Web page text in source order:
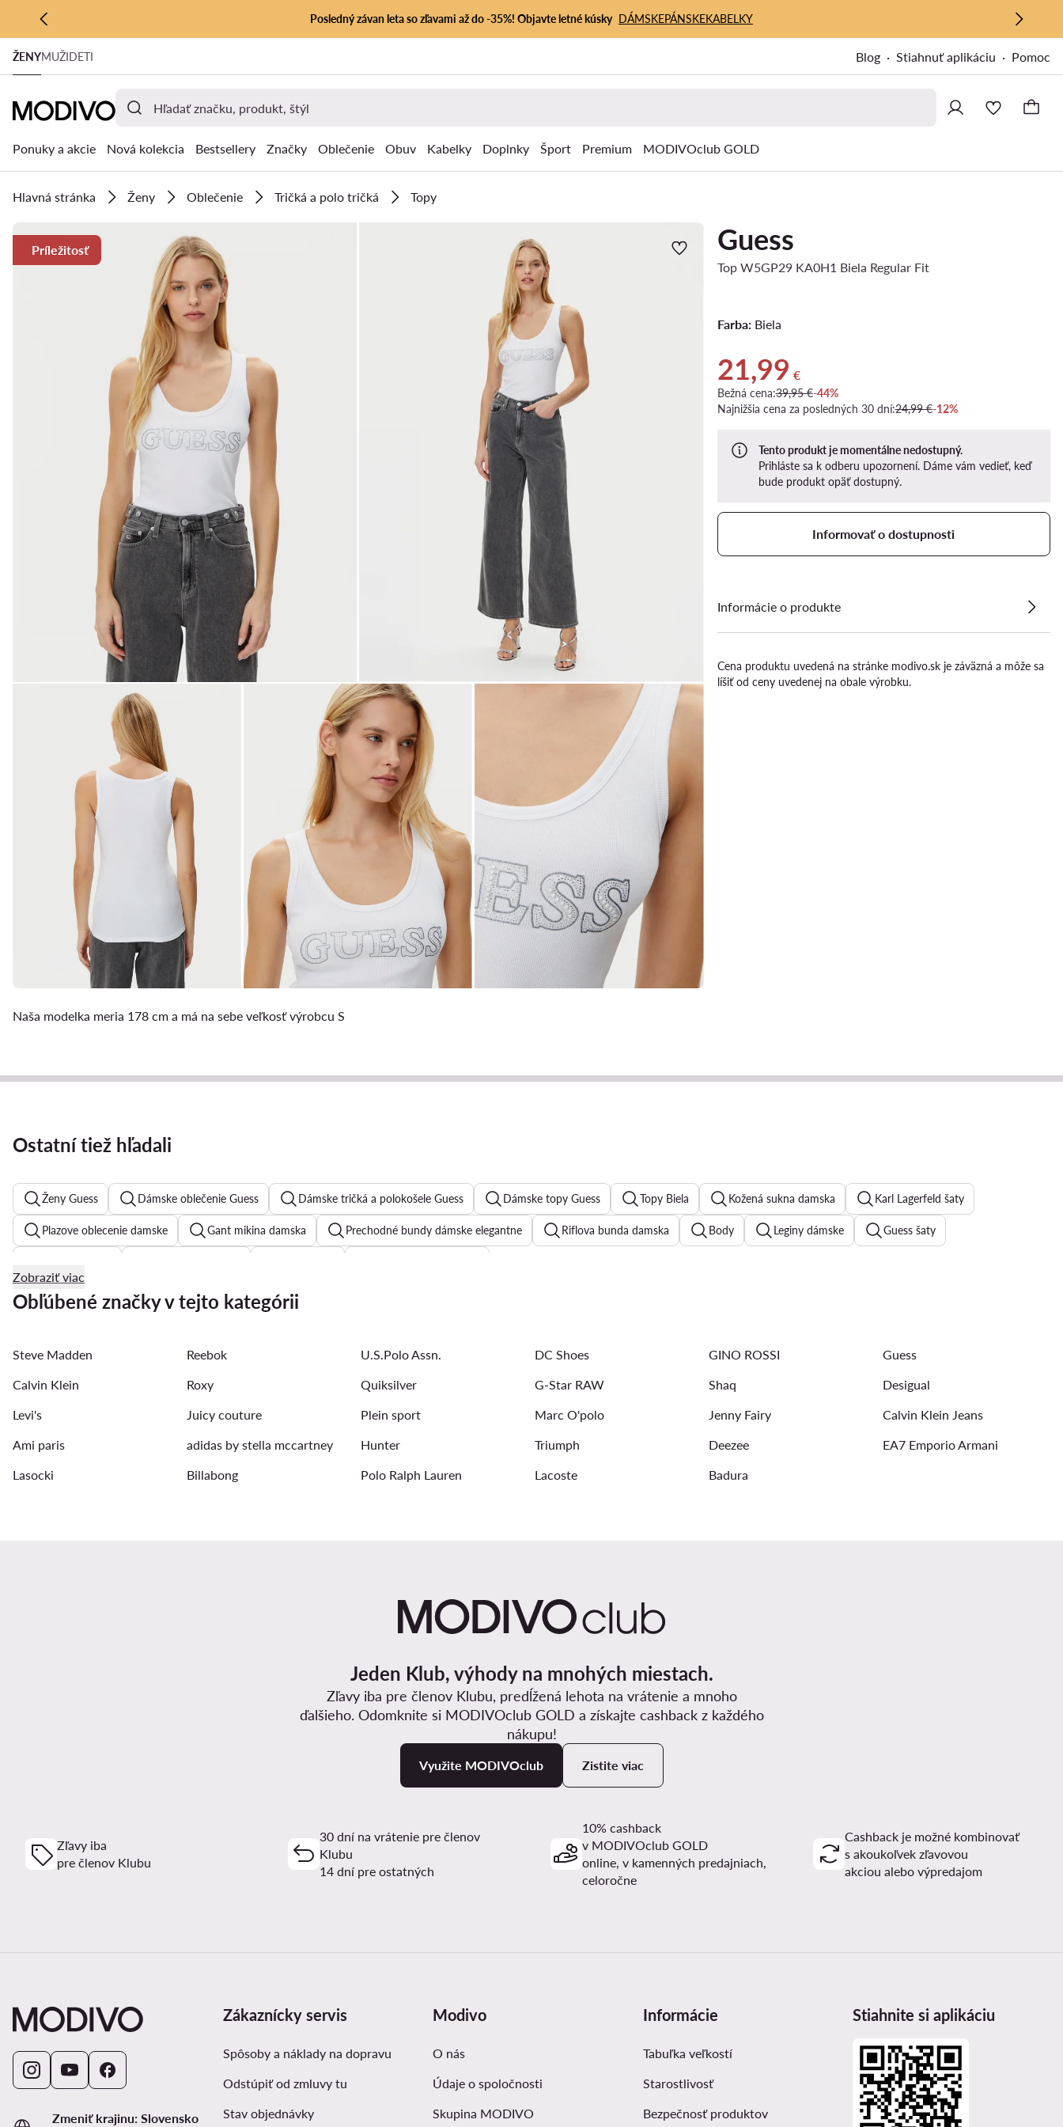
PREJSŤ NA HLAVNÝ OBSAH
PREJSŤ NA VYHĽADÁVANIE
Posledný závan leta so zľavami až do -35%! Objavte letné kúsky DÁMSKEPÁNSKEKABELKY
ŽENYMUŽIDETI Blog Stiahnuť aplikáciu Pomoc
Ponuky a akcie Nová kolekcia Bestsellery Značky Oblečenie Obuv Kabelky Doplnky Šport Premium MODIVOclub GOLD
Hlavná stránka Ženy Oblečenie Tričká a polo tričká Topy
Naša modelka meria 178 cm a má na sebe veľkosť výrobcu S
Príležitosť Guess
Top W5GP29 KA0H1 Biela Regular Fit
Farba:Biela
Aktuálna cena 21,99 €
21,99 €
Bežná cena:39,95 €-44%
Najnižšia cena za posledných 30 dní:24,99 €-12%
Tento produkt je momentálne nedostupný.
Prihláste sa k odberu upozornení. Dáme vám vedieť, keď
bude produkt opäť dostupný.
Informovať o dostupnosti
Informácie o produkte
Cena produktu uvedená na stránke modivo.sk je záväzná a môže sa
líšiť od ceny uvedenej na obale výrobku.
Ostatní tiež hľadali
Ženy Guess Dámske oblečenie Guess Dámske tričká a polokošele Guess Dámske topy Guess Topy Biela Kožená sukna damska Karl Lagerfeld šaty
Plazove oblecenie damske Gant mikina damska Prechodné bundy dámske elegantne Riflova bunda damska Body Leginy dámske Guess šaty
Jednodielne plavky dámske Čierne plesove šaty
Guess tričko dámske
Zobraziť viac
Obľúbené značky v tejto kategórii
Steve Madden Reebok U.S.Polo Assn. DC Shoes GINO ROSSI
Guess
Calvin Klein
Roxy Quiksilver G-Star RAW Shaq
Desigual
Levi's
Juicy couture Plein sport Marc O'polo Jenny Fairy
Calvin Klein Jeans
Ami paris
adidas by stella mccartney Hunter Triumph Deezee
EA7 Emporio Armani
Lasocki
Billabong Polo Ralph Lauren Lacoste Badura
Jeden Klub, výhody na mnohých miestach.
Zľavy iba pre členov Klubu, predĺžená lehota na vrátenie a mnoho
ďalšieho. Odomknite si MODIVOclub GOLD a získajte cashback z každého
nákupu!
Využite MODIVOclub Zistite viac
Zľavy iba
pre členov Klubu
30 dní na vrátenie pre členov
Klubu
14 dní pre ostatných
10% cashback
v MODIVOclub GOLD
online, v kamenných predajniach,
celoročne
Cashback je možné kombinovať
s akoukoľvek zľavovou
akciou alebo výpredajom
Zmeniť krajinu: Slovensko
Zákaznícky servis
Spôsoby a náklady na dopravu
Odstúpiť od zmluvy tu
Stav objednávky
Modivo
O nás
Údaje o spoločnosti
Skupina MODIVO
Informácie
Tabuľka veľkostí
Starostlivosť
Bezpečnosť produktov
Stiahnite si aplikáciu